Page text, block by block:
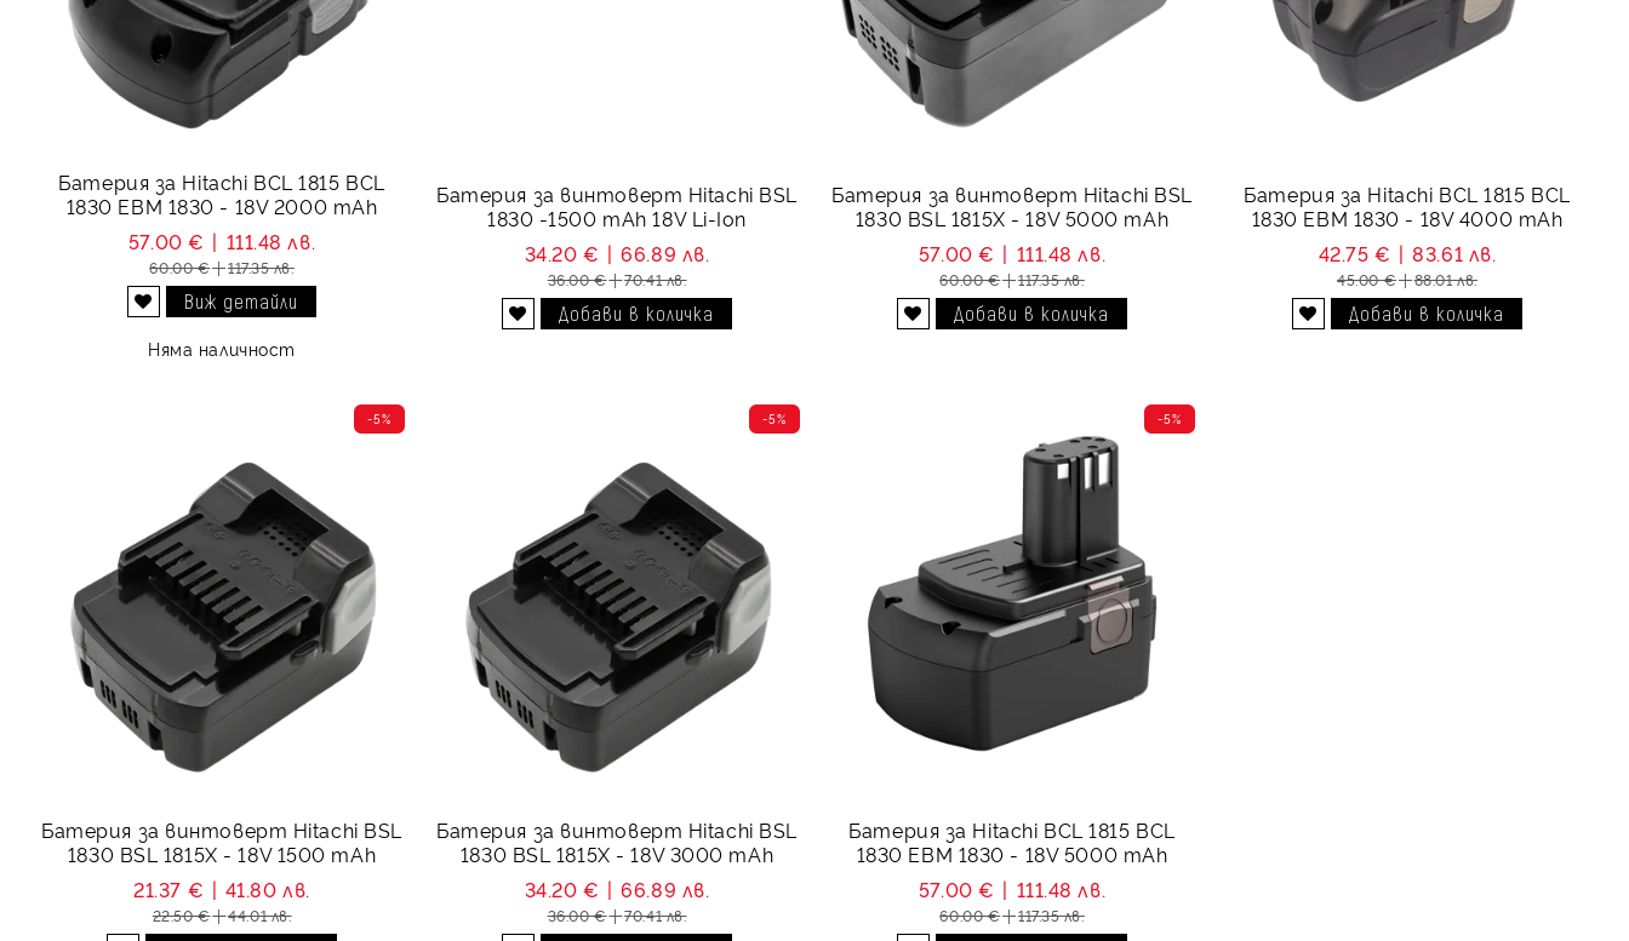
Батерия за Hitachi BCL 1815 BCL
1830 EBM 1830 - 18V 2000 mAh
57.00 € 111.48 лв.
60.00 € 117.35 лв.
Виж детайли
Няма наличност
Батерия за винтоверт Hitachi BSL
1830 -1500 mAh 18V Li-Ion
34.20 € 66.89 лв.
36.00 € 70.41 лв.
Батерия за винтоверт Hitachi BSL
1830 BSL 1815X - 18V 5000 mAh
57.00 € 111.48 лв.
60.00 € 117.35 лв.
Батерия за Hitachi BCL 1815 BCL
1830 EBM 1830 - 18V 4000 mAh
42.75 € 83.61 лв.
45.00 € 88.01 лв.
Батерия за винтоверт Hitachi BSL
1830 BSL 1815X - 18V 1500 mAh
-5%
21.37 € 41.80 лв.
22.50 € 44.01 лв.
Батерия за винтоверт Hitachi BSL
1830 BSL 1815X - 18V 3000 mAh
-5%
34.20 € 66.89 лв.
36.00 € 70.41 лв.
Батерия за Hitachi BCL 1815 BCL
1830 EBM 1830 - 18V 5000 mAh
-5%
57.00 € 111.48 лв.
60.00 € 117.35 лв.